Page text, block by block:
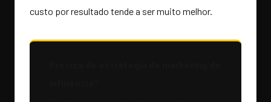
custo por resultado tende a ser muito melhor.